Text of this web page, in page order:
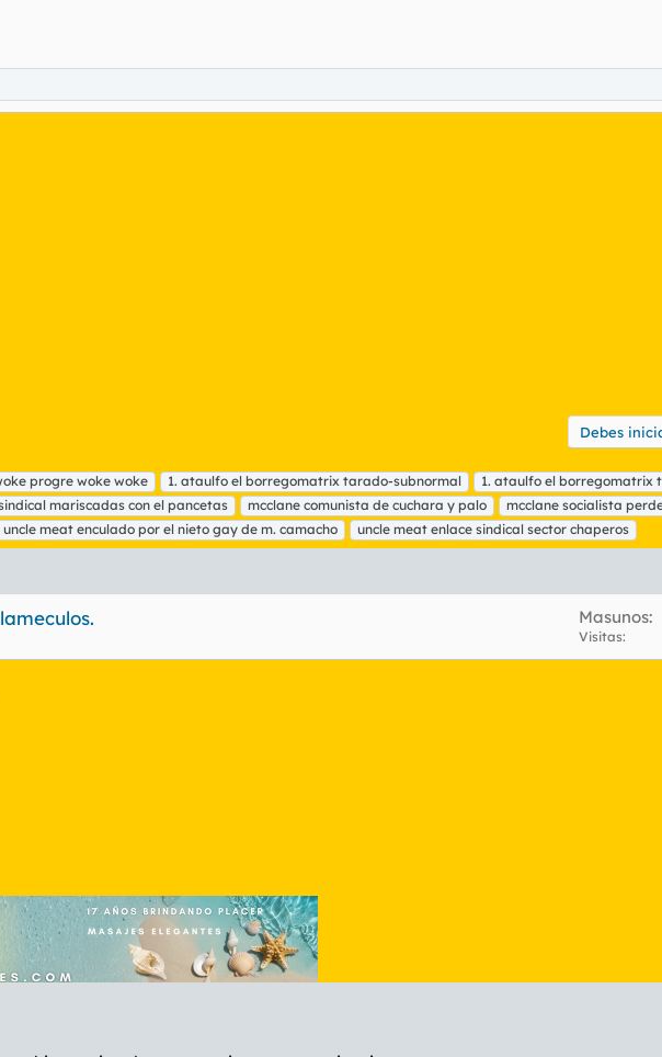
Debes
progre woke woke 1. ataulfo el borregomatrix tarado-subnormal 1. ataulfo el borregomatrix
mariscadas con el pancetas mcclane comunista de cuchara y palo mcclane socialista
uncle meat enculado por el nieto gay de m. camacho uncle meat enlace sindical sector chaperos
Masunos
Visitas